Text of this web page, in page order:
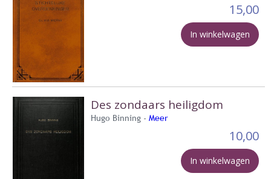
15,00
In winkelwagen
Des zondaars heiligdom
Hugo Binning - Meer
10,00
In winkelwagen